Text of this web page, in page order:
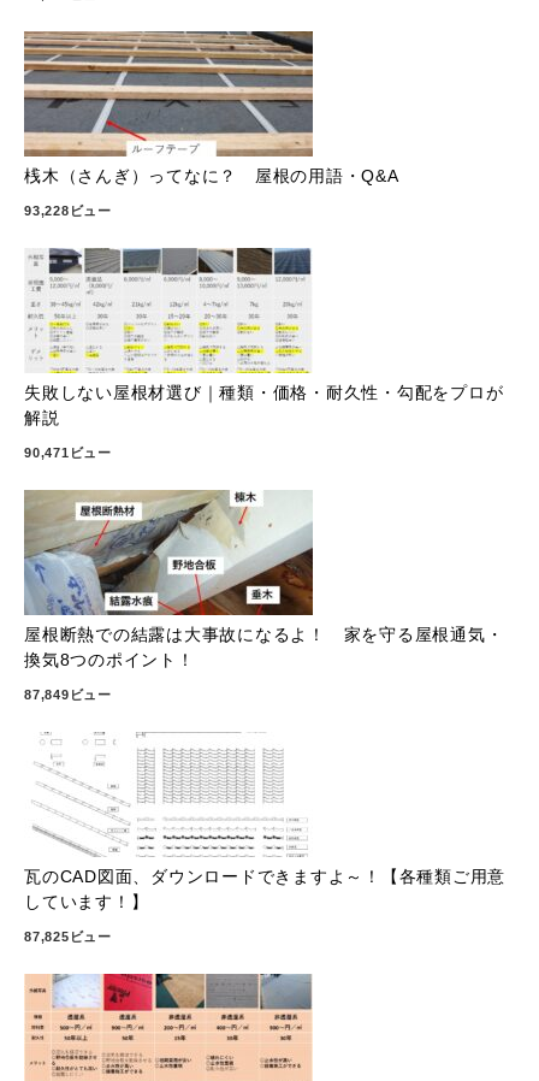
桟木（さんぎ）ってなに？ 屋根の用語・Q&A
93,228ビュー
失敗しない屋根材選び｜種類・価格・耐久性・勾配をプロが
解説
90,471ビュー
屋根断熱での結露は大事故になるよ！ 家を守る屋根通気・
換気8つのポイント！
87,849ビュー
瓦のCAD図面、ダウンロードできますよ～！【各種類ご用意
しています！】
87,825ビュー